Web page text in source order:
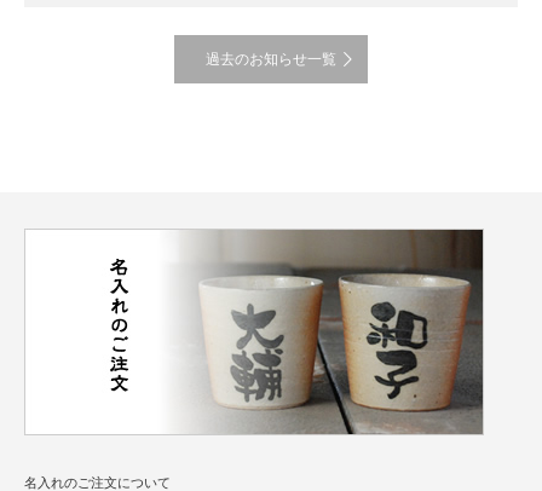
過去のお知らせ一覧
名入れのご注文について